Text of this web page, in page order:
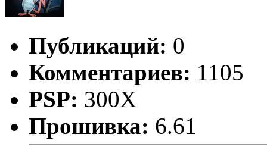
Публикаций: 0
Комментариев: 1105
PSP: 300X
Прошивка: 6.61